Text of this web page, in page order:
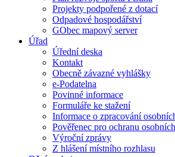
Projekty podpořené z dotací
Odpadové hospodářství
GObec mapový server
Úřad
Úřední deska
Kontakt
Obecně závazné vyhlášky
e-Podatelna
Povinné informace
Formuláře ke stažení
Informace o zpracování
Pověřenec pro ochranu
Výroční zprávy
Z hlášení místního rozhlasu